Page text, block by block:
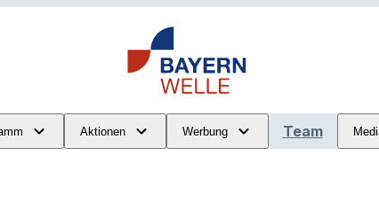
Aktionen Werbung Team